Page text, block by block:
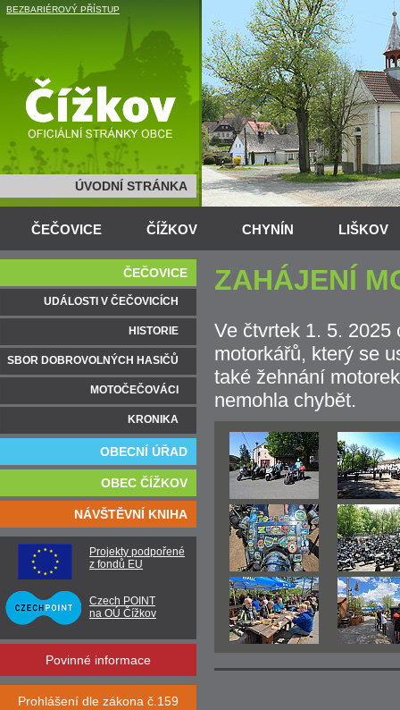
BEZBARIÉROVÝ PŘÍSTUP
ÚVODNÍ STRÁNKA
ČEČOVICE ČÍŽKOV CHYNÍN LIŠKOV
ZAHÁJENÍ
Ve čtvrtek 1. 5. 2025
motorkářů, který se
také žehnání
nemohla chybět.
ČEČOVICE
UDÁLOSTI V ČEČOVICÍCH
HISTORIE
SBOR DOBROVOLNÝCH HASIČŮ
MOTOČEČOVÁCI
KRONIKA
OBECNÍ ÚŘAD
OBEC ČÍŽKOV
NÁVŠTĚVNÍ KNIHA
Projekty podpořené
z fondů EU
Czech POINT
na OÚ Čížkov
Povinné informace
Prohlášení dle zákona č.159